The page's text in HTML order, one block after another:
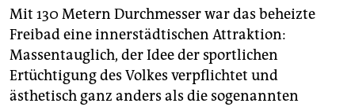
Mit 130 Metern Durchmesser war das beheizte
Freibad eine innerstädtischen Attraktion:
Massentauglich, der Idee der sportlichen
Ertüchtigung des Volkes verpflichtet und
ästhetisch ganz anders als die sogenannten